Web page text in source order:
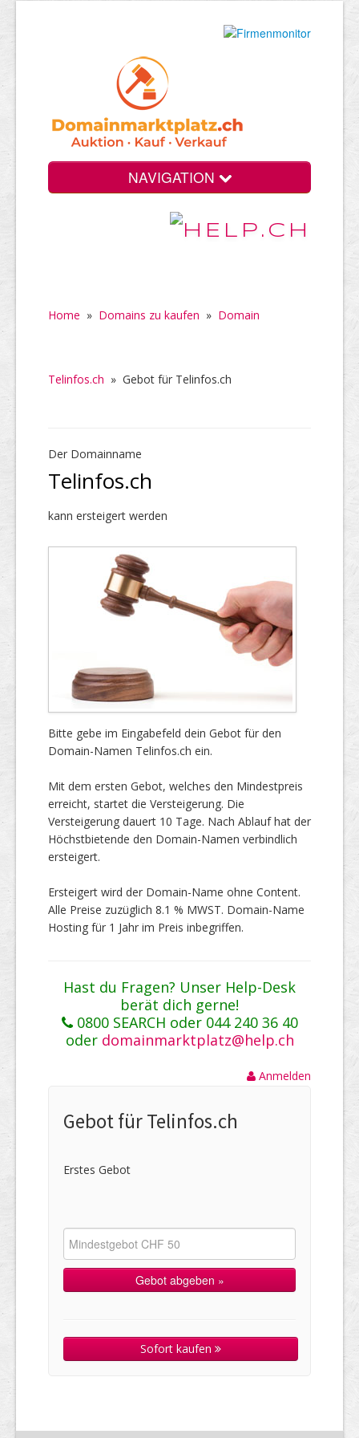
NAVIGATION
Home » Domains zu kaufen » Domain
Telinfos.ch » Gebot für Telinfos.ch
Der Domainname
Telinfos.ch
kann ersteigert werden
Bitte gebe im Eingabefeld dein Gebot für den
Domain-Namen Telinfos.ch ein.
Mit dem ersten Gebot, welches den Mindestpreis
erreicht, startet die Versteigerung. Die
Versteigerung dauert 10 Tage. Nach Ablauf hat der
Höchstbietende den Domain-Namen verbindlich
ersteigert.
Ersteigert wird der Domain-Name ohne Content.
Alle Preise zuzüglich 8.1 % MWST. Domain-Name
Hosting für 1 Jahr im Preis inbegriffen.
Hast du Fragen? Unser Help-Desk
berät dich gerne!
0800 SEARCH oder 044 240 36 40
oder domainmarktplatz@help.ch
Anmelden
Gebot für Telinfos.ch
Erstes Gebot
Sofort kaufen